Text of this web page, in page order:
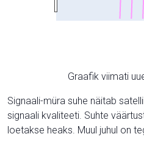
Graafik viimati
Signaali-müra suhe näitab
signaali kvaliteeti. Suhte
loetakse heaks. Muul juhul on